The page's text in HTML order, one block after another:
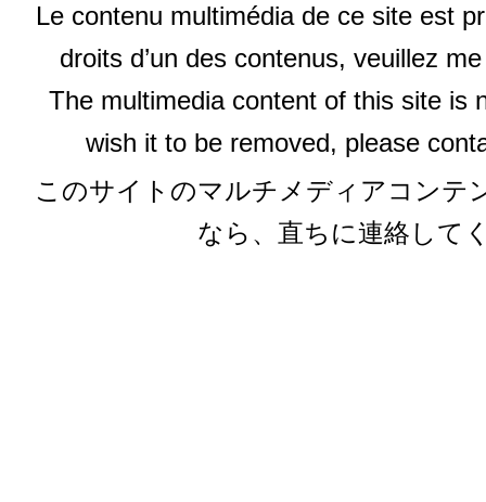
Le contenu multimédia de ce site est
droits d’un des contenus, veuillez
The multimedia content of this site is
wish it to be removed, please
このサイトのマルチメディアコンテ
なら、直ちに連絡して